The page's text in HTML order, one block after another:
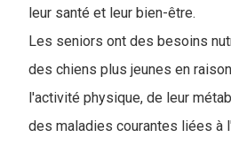
leur santé et leur bien-être.
Les seniors ont des besoins
des chiens plus jeunes en
l'activité physique, de leur
des maladies courantes liées à